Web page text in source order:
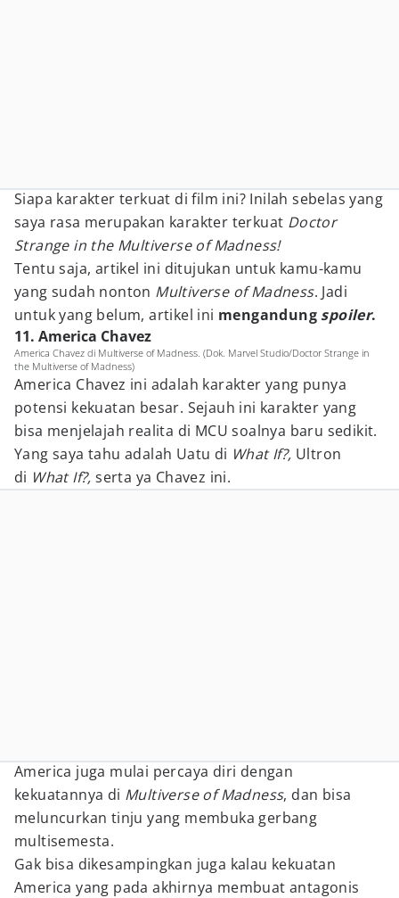
Siapa karakter terkuat di film ini? Inilah sebelas yang
saya rasa merupakan karakter terkuat Doctor
Strange in the Multiverse of Madness!
Tentu saja, artikel ini ditujukan untuk kamu-kamu
yang sudah nonton Multiverse of Madness. Jadi
untuk yang belum, artikel ini mengandung spoiler.
11. America Chavez
America Chavez di Multiverse of Madness. (Dok. Marvel Studio/Doctor Strange in
the Multiverse of Madness)
America Chavez ini adalah karakter yang punya
potensi kekuatan besar. Sejauh ini karakter yang
bisa menjelajah realita di MCU soalnya baru sedikit.
Yang saya tahu adalah Uatu di What If?, Ultron
di What If?,serta ya Chavez ini.
America juga mulai percaya diri dengan
kekuatannya di Multiverse of Madness, dan bisa
meluncurkan tinju yang membuka gerbang
multisemesta.
Gak bisa dikesampingkan juga kalau kekuatan
America yang pada akhirnya membuat antagonis